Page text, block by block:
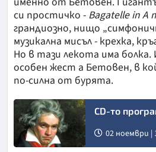
си простичко - Bagatelle in A
грандиозно, нищо
музикална мисъл - крехка,
Но в тази лекота има болка.
особен жест а Бетовен, в
по-силна от бурята.
CD-то
02 ноември |